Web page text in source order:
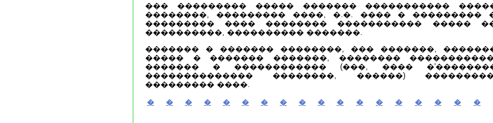
��� ��������� ����� ������� �����������
��������, ��������� ����, �.�. ���� � ���������
��������� ���� �������� ����������� �����
����������, ���������� �������.
������� � ������� ��������, ��� �������,
����� � ������� �������, ��������
������� � ������������ (���, ����
�������������� ��������, ������)
��������� ����.
� � � � � � � � � � � � � � � � � �